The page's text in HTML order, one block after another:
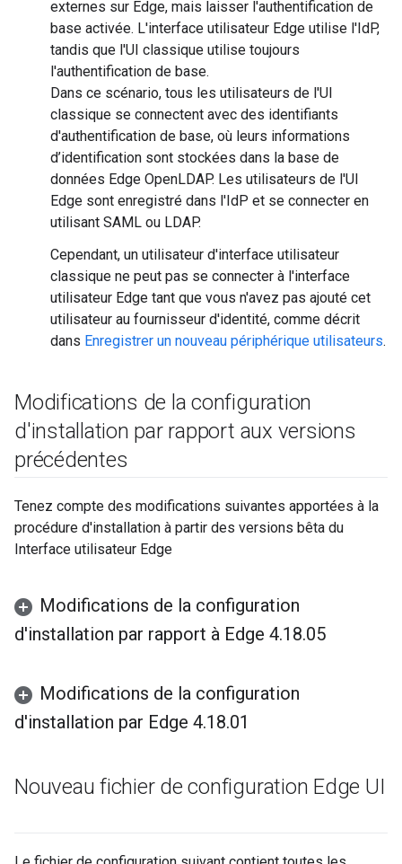
externes sur Edge, mais laisser l'authentification de
base activée. L'interface utilisateur Edge utilise l'IdP,
tandis que l'UI classique utilise toujours
l'authentification de base.
Dans ce scénario, tous les utilisateurs de l'UI
classique se connectent avec des identifiants
d'authentification de base, où leurs informations
d’identification sont stockées dans la base de
données Edge OpenLDAP. Les utilisateurs de l'UI
Edge sont enregistré dans l'IdP et se connecter en
utilisant SAML ou LDAP.
Cependant, un utilisateur d'interface utilisateur
classique ne peut pas se connecter à l'interface
utilisateur Edge tant que vous n'avez pas ajouté cet
utilisateur au fournisseur d'identité, comme décrit
dans Enregistrer un nouveau périphérique utilisateurs.
Modifications de la configuration
d'installation par rapport aux versions
précédentes
Tenez compte des modifications suivantes apportées à la
procédure d'installation à partir des versions bêta du
Interface utilisateur Edge
Modifications de la configuration
d'installation par rapport à Edge 4.18.05
Modifications de la configuration
d'installation par Edge 4.18.01
Nouveau fichier de configuration Edge UI